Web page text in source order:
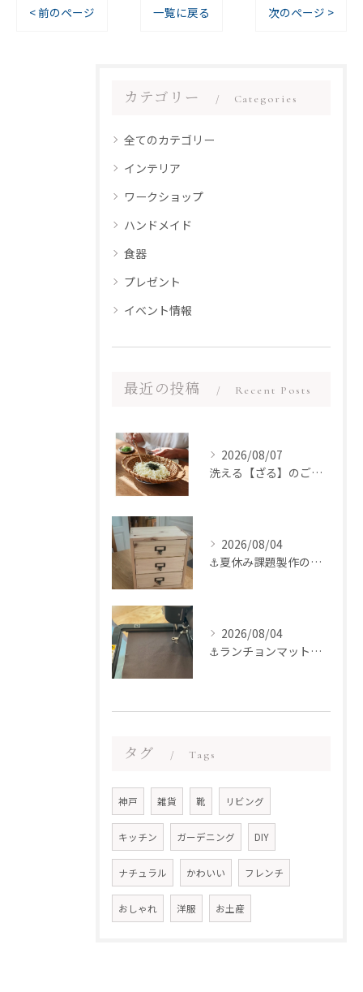
< 前のページ 一覧に戻る 次のページ >
カテゴリー Categories
全てのカテゴリー
インテリア
ワークショップ
ハンドメイド
食器
プレゼント
イベント情報
最近の投稿 Recent Posts
2026/08/07
洗える【ざる】のご紹介
2026/08/04
⚓︎夏休み課題製作のお手伝いをさせていただきました
2026/08/04
⚓︎ランチョンマット製作〜♪
タグ Tags
神戸 雑貨 靴 リビング
キッチン ガーデニング DIY
ナチュラル かわいい フレンチ
おしゃれ 洋服 お土産